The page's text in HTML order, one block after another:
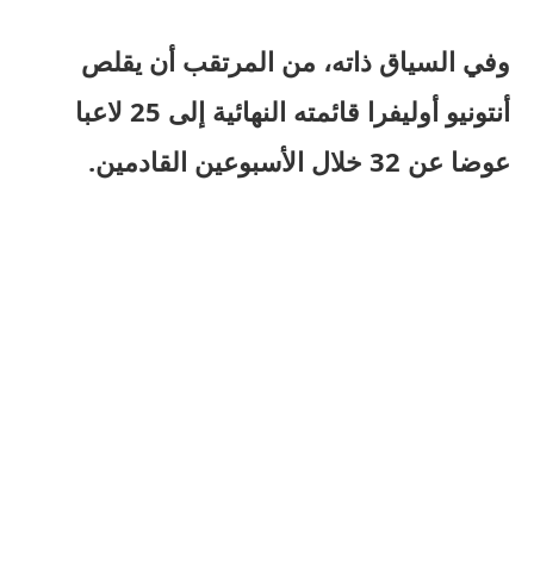
وفي السياق ذاته، من المرتقب أن يقلص
أنتونيو أوليفرا قائمته النهائية إلى 25 لاعبا
عوضا عن 32 خلال الأسبوعين القادمين.